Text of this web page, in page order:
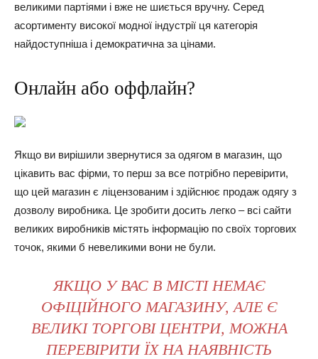
великими партіями і вже не шиється вручну. Серед
асортименту високої модної індустрії ця категорія
найдоступніша і демократична за цінами.
Онлайн або оффлайн?
Якщо ви вирішили звернутися за одягом в магазин, що
цікавить вас фірми, то перш за все потрібно перевірити,
що цей магазин є ліцензованим і здійснює продаж одягу з
дозволу виробника. Це зробити досить легко – всі сайти
великих виробників містять інформацію по своїх торгових
точок, якими б невеликими вони не були.
ЯКЩО У ВАС В МІСТІ НЕМАЄ
ОФІЦІЙНОГО МАГАЗИНУ, АЛЕ Є
ВЕЛИКІ ТОРГОВІ ЦЕНТРИ, МОЖНА
ПЕРЕВІРИТИ ЇХ НА НАЯВНІСТЬ